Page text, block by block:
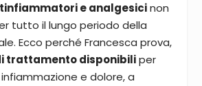
e analgesicinon
tutto il lungo periodo della
Ecco perché Francesca prova,
trattamento disponibiliper
e dolore, a